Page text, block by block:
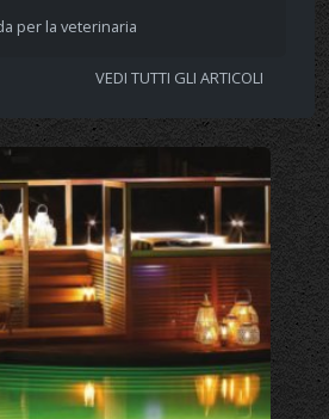
per la veterinaria
VEDI TUTTI GLI ARTICOLI